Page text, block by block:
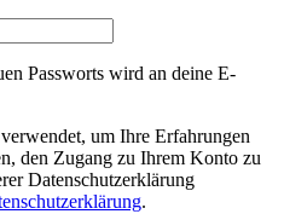
Passworts wird an deine E-
um Ihre Erfahrungen
den Zugang zu Ihrem Konto zu
Datenschutzerklärung
.